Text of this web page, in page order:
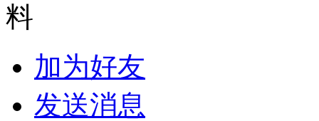
料
加为好友
发送消息